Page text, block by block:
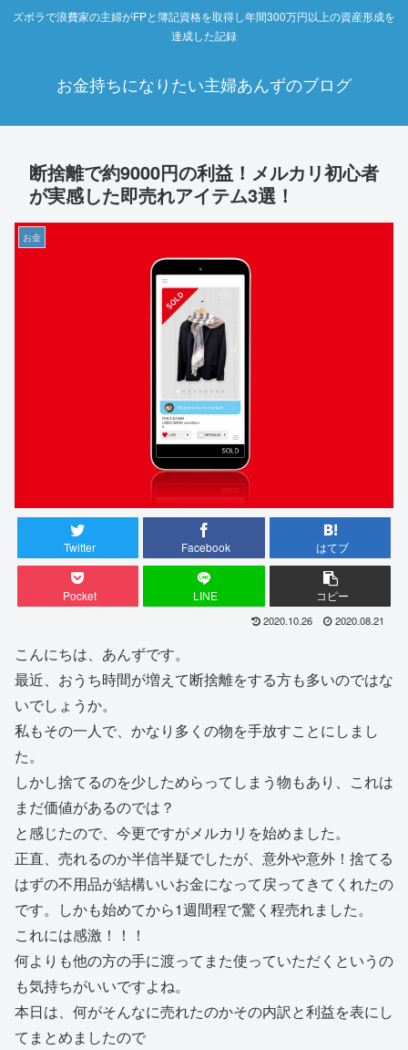
ズボラで浪費家の主婦がFPと簿記資格を取得し年間300万円以上の資産形成を
達成した記録
お金持ちになりたい主婦あんずのブログ
断捨離で約9000円の利益！メルカリ初心者
が実感した即売れアイテム3選！
お金
Twitter Facebook はてブ
Pocket LINE コピー
2020.10.26 2020.08.21
こんにちは、あんずです。
最近、おうち時間が増えて断捨離をする方も多いのではな
いでしょうか。
私もその一人で、かなり多くの物を手放すことにしまし
た。
しかし捨てるのを少しためらってしまう物もあり、これは
まだ価値があるのでは？
と感じたので、今更ですがメルカリを始めました。
正直、売れるのか半信半疑でしたが、意外や意外！捨てる
はずの不用品が結構いいお金になって戻ってきてくれたの
です。しかも始めてから1週間程で驚く程売れました。
これには感激！！！
何よりも他の方の手に渡ってまた使っていただくというの
も気持ちがいいですよね。
本日は、何がそんなに売れたのかその内訳と利益を表にし
てまとめましたので